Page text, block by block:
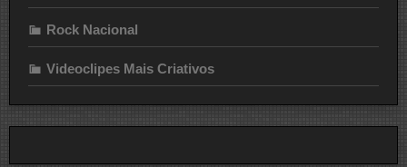
Rock Nacional
Videoclipes Mais Criativos